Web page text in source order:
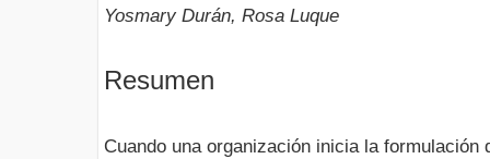
Yosmary Durán, Rosa Luque
Resumen
Cuando una organización inicia la formulación